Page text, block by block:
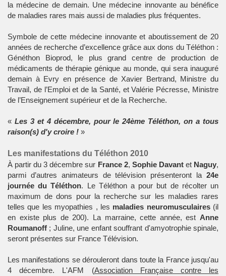
la médecine de demain. Une médecine innovante au bénéfice
de maladies rares mais aussi de maladies plus fréquentes.
Symbole de cette médecine innovante et aboutissement de 20
années de recherche d’excellence grâce aux dons du Téléthon:
Généthon Bioprod, le plus grand centre de production de
médicaments de thérapie génique au monde, qui sera inauguré
demain à Evry en présence de Xavier Bertrand, Ministre du
Travail, de l’Emploi et de la Santé, et Valérie Pécresse, Ministre
de l’Enseignement supérieur et de la Recherche.
« Les 3 et 4 décembre, pour le 24ème Téléthon, on a tous
raison(s) d'y croire ! »
Les manifestations du Téléthon 2010
À partir du 3 décembre sur France 2, Sophie Davantet Naguy,
parmi d’autres animateurs de télévision présenteront la 24e
journée du Téléthon. Le Téléthon a pour but de récolter un
maximum de dons pour la recherche sur les maladies rares
telles que les myopathies , les maladies neuromusculaires(il
en existe plus de 200). La marraine, cette année, est Anne
Roumanoff ; Juline, une enfant souffrant d'amyotrophie spinale,
seront présentes sur France Télévision.
Les manifestations se dérouleront dans toute la Francejusqu'au
4 décembre. L'AFM (Association Française contre les